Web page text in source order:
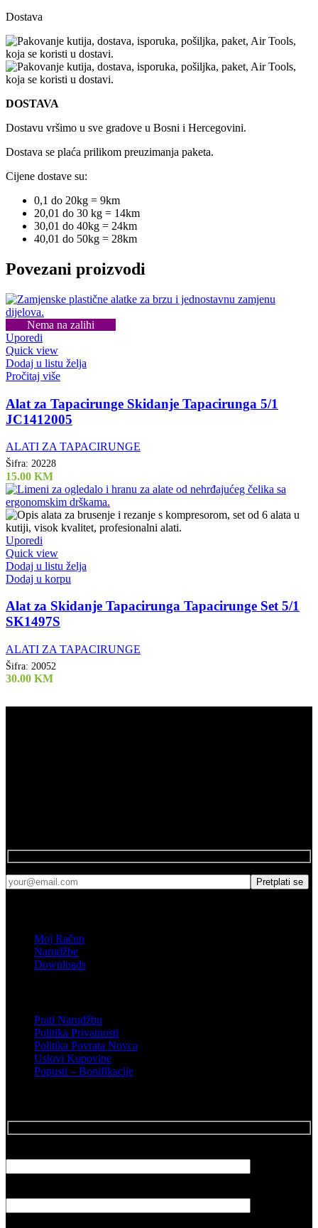
Dostava
DOSTAVA
Dostavu vršimo u sve gradove u Bosni i Hercegovini.
Dostava se plaća prilikom preuzimanja paketa.
Cijene dostave su:
0,1 do 20kg = 9km
20,01 do 30 kg = 14km
30,01 do 40kg = 24km
40,01 do 50kg = 28km
Povezani proizvodi
Nema na zalihi
Uporedi
Quick view
Dodaj u listu želja
Pročitaj više
Alat za Tapacirunge Skidanje Tapacirunga 5/1
JC1412005
ALATI ZA TAPACIRUNGE
Šifra: 20228
15.00 KM
Uporedi
Quick view
Dodaj u listu želja
Dodaj u korpu
Alat za Skidanje Tapacirunga Tapacirunge Set 5/1
SK1497S
ALATI ZA TAPACIRUNGE
Šifra: 20052
30.00 KM
Moj Račun
Narudžbe
Downloads
Prati Narudžbu
Politika Privatnosti
Politika Povrata Novca
Uslovi Kupovine
Popusti – Bonifikacije